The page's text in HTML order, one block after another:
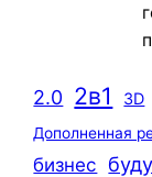
2.0 2в1 3D
Дополненная
бизнес